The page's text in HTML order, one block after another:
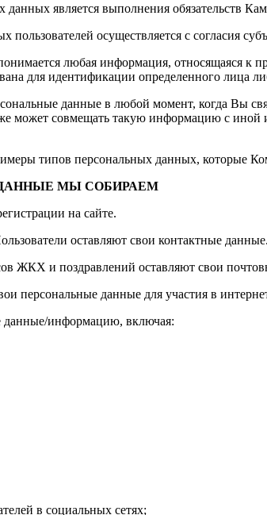
является выполнения обязательств
пользователей осуществляется с согласия
любая информация, относящаяся к
для идентификации определенного лица
данные в любой момент, когда Вы
может совмещать такую информацию с иной
типов персональных данных, которые
МЫ СОБИРАЕМ
на сайте.
оставляют свои контактные данные.
ЖКХ и поздравлений оставляют свои
персональные данные для участия в
информацию, включая:
в социальных сетях;